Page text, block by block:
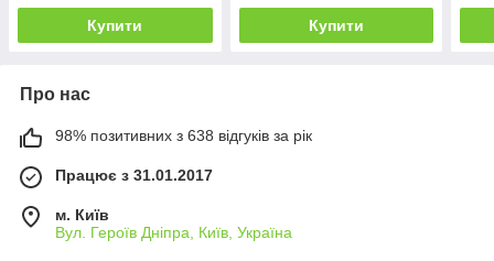
Купити Купити
Про нас
98% позитивних з 638 відгуків за рік
Працює з 31.01.2017
м. Київ
Вул. Героїв Дніпра, Київ, Україна